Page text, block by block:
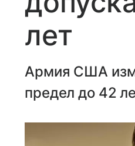
лет
Армия США
предел до 42